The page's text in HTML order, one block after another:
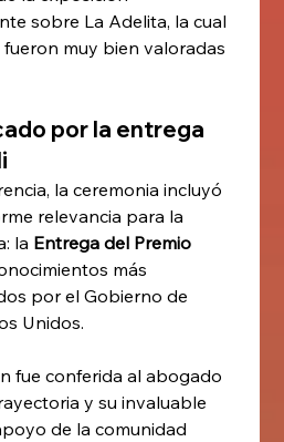
sobre La Adelita, la cual
muy bien valoradas
por la entrega
la ceremonia incluyó
relevancia para la
la Entrega del Premio
más
por el Gobierno de
Unidos.
fue conferida al abogado
y su invaluable
de la comunidad